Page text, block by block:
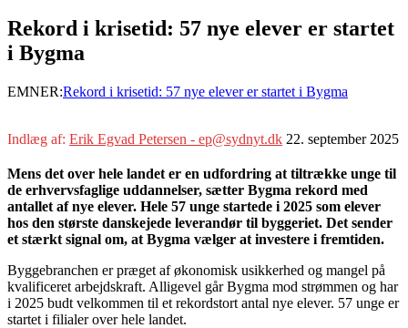
Rekord i krisetid: 57 nye elever er startet
i Bygma
EMNER:Rekord i krisetid: 57 nye elever er startet i Bygma
Indlæg af: Erik Egvad Petersen - ep@sydnyt.dk 22. september 2025
Mens det over hele landet er en udfordring at tiltrække unge til
de erhvervsfaglige uddannelser, sætter Bygma rekord med
antallet af nye elever. Hele 57 unge startede i 2025 som elever
hos den største danskejede leverandør til byggeriet. Det sender
et stærkt signal om, at Bygma vælger at investere i fremtiden.
Byggebranchen er præget af økonomisk usikkerhed og mangel på
kvalificeret arbejdskraft. Alligevel går Bygma mod strømmen og har
i 2025 budt velkommen til et rekordstort antal nye elever. 57 unge er
startet i filialer over hele landet.